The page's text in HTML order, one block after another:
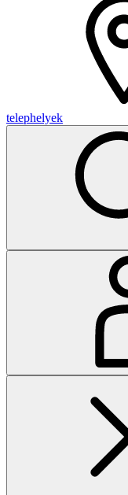
telephelyek